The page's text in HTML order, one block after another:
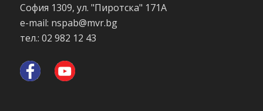
София 1309, ул. "Пиротска" 171А
e-mail: nspab@mvr.bg
тел.: 02 982 12 43